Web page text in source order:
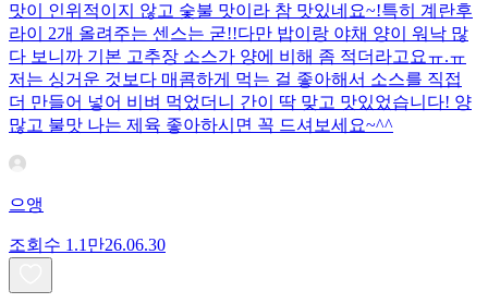
맛이 인위적이지 않고 숯불 맛이라 참 맛있네요~!특히 계란후
라이 2개 올려주는 센스는 굳!! ​다만 밥이랑 야채 양이 워낙 많
다 보니까 기본 고추장 소스가 양에 비해 좀 적더라고요ㅠ.ㅠ
저는 싱거운 것보다 매콤하게 먹는 걸 좋아해서 소스를 직접
더 만들어 넣어 비벼 먹었더니 간이 딱 맞고 맛있었습니다! 양
많고 불맛 나는 제육 좋아하시면 꼭 드셔보세요~^^
으앵
조회수 1.1만26.06.30